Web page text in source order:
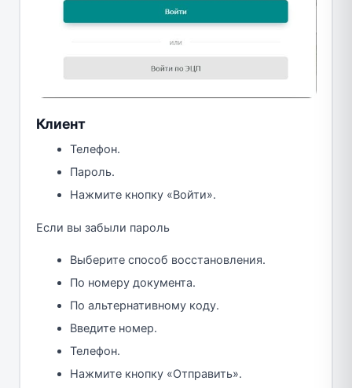
Клиент
Телефон.
Пароль.
Нажмите кнопку «Войти».
Если вы забыли пароль
Выберите способ восстановления.
По номеру документа.
По альтернативному коду.
Введите номер.
Телефон.
Нажмите кнопку «Отправить».